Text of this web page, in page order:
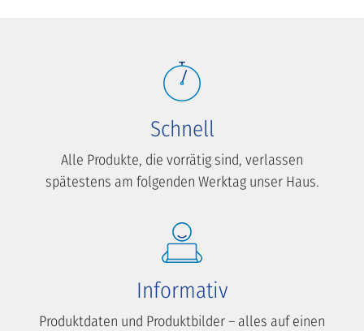
Schnell
Alle Produkte, die vorrätig sind, verlassen
spätestens am folgenden Werktag unser Haus.
Informativ
Produktdaten und Produktbilder – alles auf einen